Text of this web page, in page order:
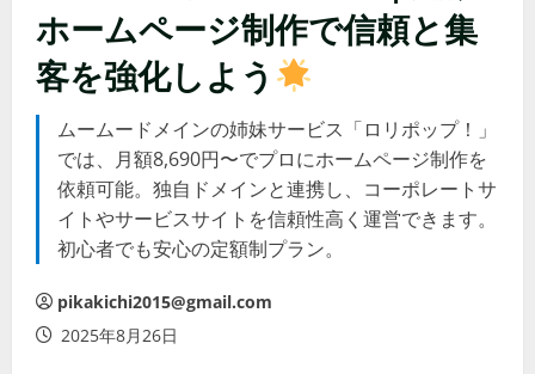
ホームページ制作で信頼と集
客を強化しよう
ムームードメインの姉妹サービス「ロリポップ！」
では、月額8,690円〜でプロにホームページ制作を
依頼可能。独自ドメインと連携し、コーポレートサ
イトやサービスサイトを信頼性高く運営できます。
初心者でも安心の定額制プラン。
pikakichi2015@gmail.com
2025年8月26日